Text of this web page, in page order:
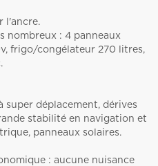
l'ancre.
nombreux : 4 panneaux
frigo/congélateur 270 litres,
super déplacement, dérives
stabilité en navigation et
panneaux solaires.
: aucune nuisance